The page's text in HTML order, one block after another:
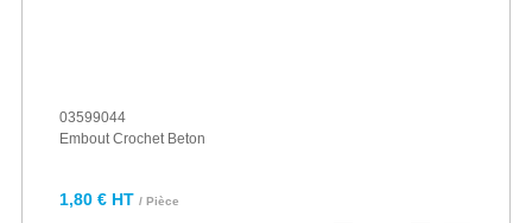
03599044
Embout Crochet Beton
1,80 € HT / Pièce